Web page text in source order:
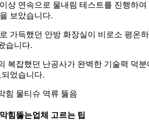
상 연속으로 물내림 테스트를 진행하여
보았습니다.
가득했던 안방 화장실이 비로소 평온
습니다.
복잡했던 난공사가 완벽한 기술력 덕분
었습니다.
힘 물티슈 역류 뚫음
힘뚫는업체 고르는 팁